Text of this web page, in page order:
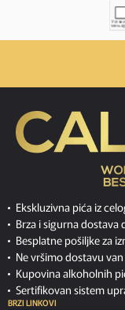
Ekskluzivna pića iz
Brza i sigurna dostava
Besplatne pošiljke za
Ne vršimo dostavu
Kupovina alkoholnih
Sertifikovan sistem
BRZI LINKOVI